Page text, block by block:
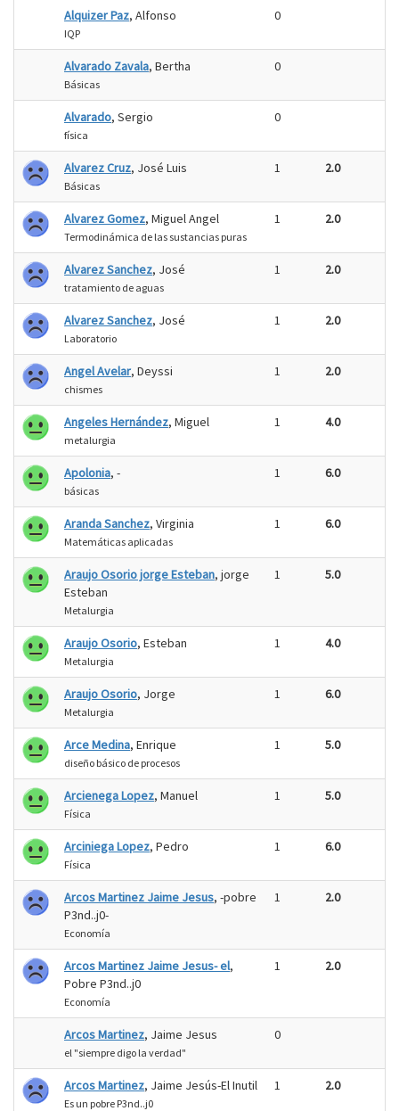
Alquizer Paz, Alfonso
IQP
0
Alvarado Zavala, Bertha
Básicas
0
Alvarado, Sergio
física
0
Alvarez Cruz, José Luis
Básicas
1 2.0
Alvarez Gomez, Miguel Angel
Termodinámica de las sustancias puras
1 2.0
Alvarez Sanchez, José
tratamiento de aguas
1 2.0
Alvarez Sanchez, José
Laboratorio
1 2.0
Angel Avelar, Deyssi
chismes
1 2.0
Angeles Hernández, Miguel
metalurgia
1 4.0
Apolonia, -
básicas
1 6.0
Aranda Sanchez, Virginia
Matemáticas aplicadas
1 6.0
Araujo Osorio jorge Esteban, jorge
Esteban
Metalurgia
1 5.0
Araujo Osorio, Esteban
Metalurgia
1 4.0
Araujo Osorio, Jorge
Metalurgia
1 6.0
Arce Medina, Enrique
diseño básico de procesos
1 5.0
Arcienega Lopez, Manuel
Física
1 5.0
Arciniega Lopez, Pedro
Física
1 6.0
Arcos Martinez Jaime Jesus, -pobre
P3nd..j0-
Economía
1 2.0
Arcos Martinez Jaime Jesus- el,
Pobre P3nd..j0
Economía
1 2.0
Arcos Martinez, Jaime Jesus
el "siempre digo la verdad"
0
Arcos Martinez, Jaime Jesús-El Inutil
Es un pobre P3nd..j0
1 2.0